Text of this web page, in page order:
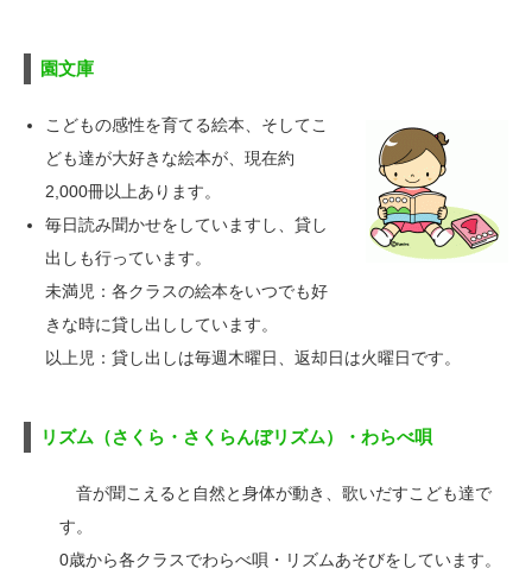
園文庫
こどもの感性を育てる絵本、そしてこ
ども達が大好きな絵本が、現在約
2,000冊以上あります。
毎日読み聞かせをしていますし、貸し
出しも行っています。
未満児：各クラスの絵本をいつでも好
きな時に貸し出ししています。
以上児：貸し出しは毎週木曜日、返却日は火曜日です。
リズム（さくら・さくらんぼリズム）・わらべ唄
音が聞こえると自然と身体が動き、歌いだすこども達で
す。
0歳から各クラスでわらべ唄・リズムあそびをしています。